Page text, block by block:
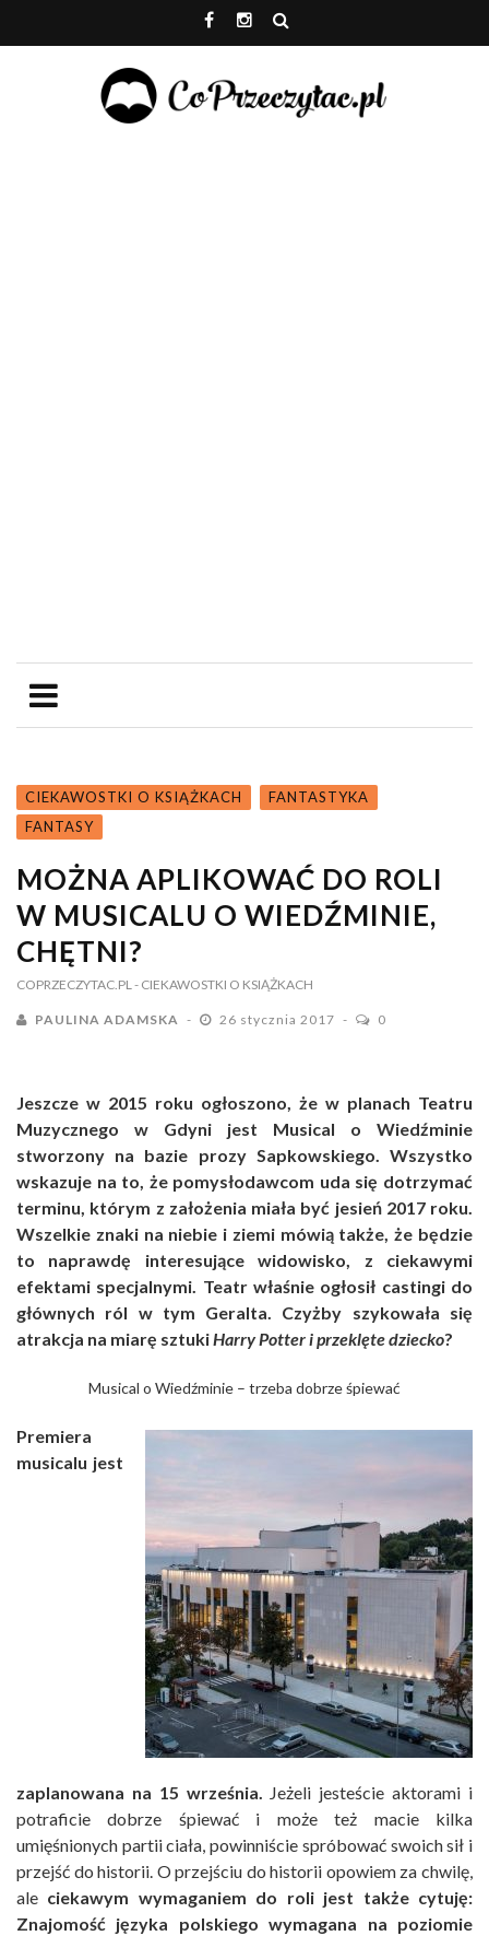
CIEKAWOSTKI O KSIĄŻKACH
FANTASTYKA
FANTASY
MOŻNA APLIKOWAĆ DO ROLI
W MUSICALU O WIEDŹMINIE,
CHĘTNI?
COPRZECZYTAC.PL - CIEKAWOSTKI O KSIĄŻKACH
PAULINA ADAMSKA 26 stycznia 2017 0
Jeszcze w 2015 roku ogłoszono, że w planach Teatru
Muzycznego w Gdyni jest Musical o Wiedźminie
stworzony na bazie prozy Sapkowskiego. Wszystko
wskazuje na to, że pomysłodawcom uda się dotrzymać
terminu, którym z założenia miała być jesień 2017 roku.
Wszelkie znaki na niebie i ziemi mówią także, że będzie
to naprawdę interesujące widowisko, z ciekawymi
efektami specjalnymi. Teatr właśnie ogłosił castingi do
głównych ról w tym Geralta. Czyżby szykowała się
atrakcja na miarę sztukiHarry Potter i przeklęte dziecko?
Musical o Wiedźminie – trzeba dobrze śpiewać
Premiera
musicalu jest
zaplanowana na 15 września. Jeżeli jesteście aktorami i
potraficie dobrze śpiewać i może też macie kilka
umięśnionych partii ciała, powinniście spróbować swoich sił i
przejść do historii. O przejściu do historii opowiem za chwilę,
ale ciekawym wymaganiem do roli jest także cytuję:
Znajomość języka polskiego wymagana na poziomie